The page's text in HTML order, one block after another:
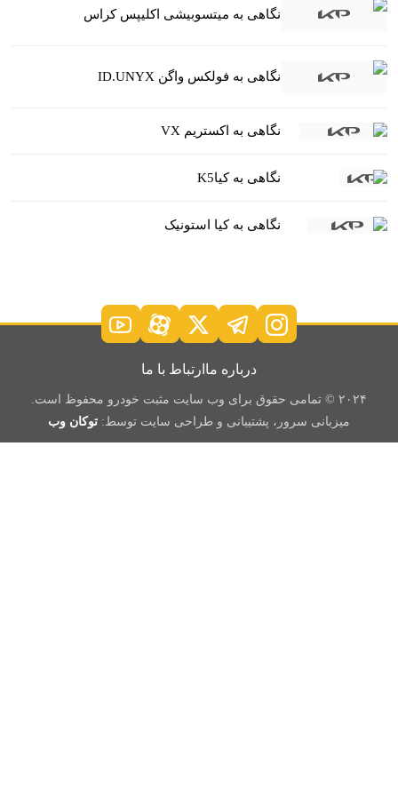
نگاهی به میتسوبیشی اکلیپس کراس
نگاهی به فولکس واگن ID.UNYX
نگاهی به اکستریم VX
نگاهی به کیاK5
نگاهی به کیا استونیک
درباره ما ارتباط با ما
۲۰۲۴ © تمامی حقوق برای وب سایت مثبت خودرو محفوظ است.
میزبانی سرور، پشتیبانی و طراحی سایت توسط: توکان وب